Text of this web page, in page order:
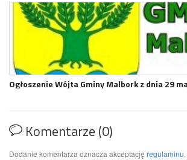
Ogłoszenie Wójta Gminy Malbork z dnia 29
Komentarze (0)
Dodanie komentarza oznacza akceptację regulaminu